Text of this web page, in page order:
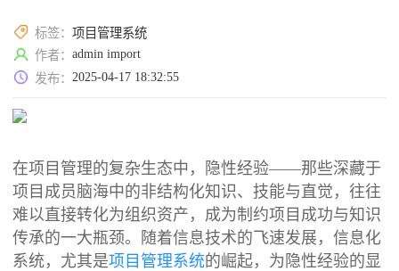
标签：项目管理系统
作者：admin import
发布：2025-04-17 18:32:55
在项目管理的复杂生态中，隐性经验——那些深藏于
项目成员脑海中的非结构化知识、技能与直觉，往往
难以直接转化为组织资产，成为制约项目成功与知识
传承的一大瓶颈。随着信息技术的飞速发展，信息化
系统，尤其是项目管理系统的崛起，为隐性经验的显